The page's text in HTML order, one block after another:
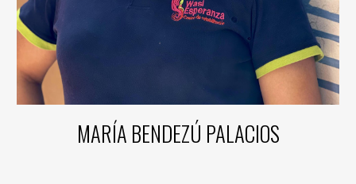
MARÍA BENDEZÚ PALACIOS